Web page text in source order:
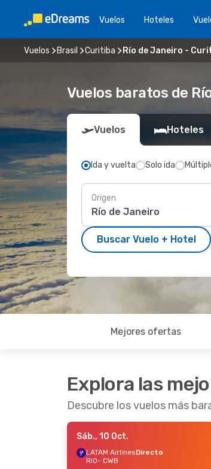
Vuelos Hoteles
Vuelos Brasil Curitiba Río de Janeiro -
Vuelos baratos de
Vuelos Hoteles
Ida y vuelta Solo ida
Origen
Buscar Vuelo + Hotel
Mejores ofertas
Explora las
Descubre los vuelos más
Sáb., 10 Oct.
LATAM AirlinesDirecto
RIO- CWB